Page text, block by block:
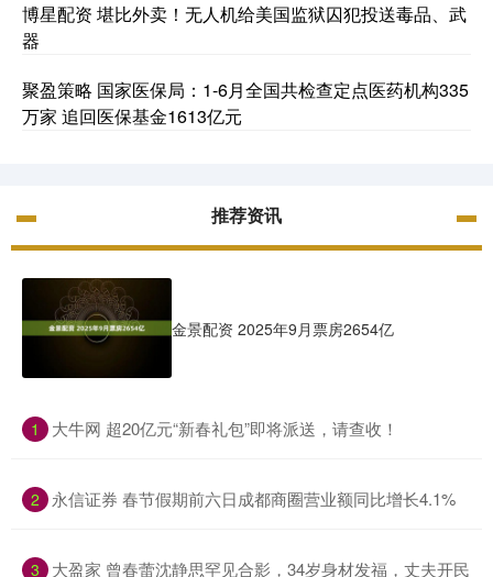
博星配资 堪比外卖！无人机给美国监狱囚犯投送毒品、武
器
聚盈策略 国家医保局：1-6月全国共检查定点医药机构335
万家 追回医保基金1613亿元
推荐资讯
金景配资 2025年9月票房2654亿
1 ​大牛网 超20亿元“新春礼包”即将派送，请查收！
2 ​永信证券 春节假期前六日成都商圈营业额同比增长4.1%
3
​大盈家 曾春蕾沈静思罕见合影，34岁身材发福，丈夫开民